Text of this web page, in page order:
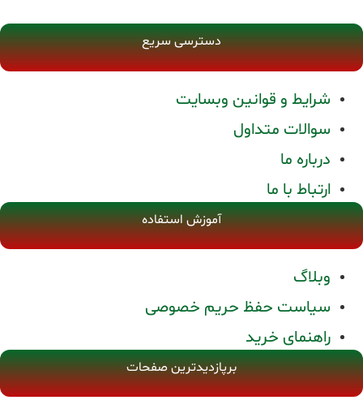
دسترسی سریع
شرایط و قوانین وبسایت
سوالات متداول
درباره ما
ارتباط با ما
آموزش استفاده
وبلاگ
سیاست حفظ حریم خصوصی
راهنمای خرید
برپازدیدترین صفحات